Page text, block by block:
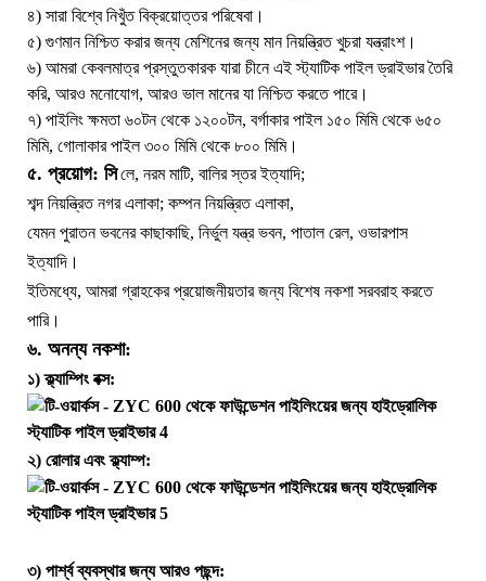
৪) সারা বিশ্বে নিখুঁত বিক্রয়োত্তর পরিষেবা।
৫) গুণমান নিশ্চিত করার জন্য মেশিনের জন্য মান নিয়ন্ত্রিত খুচরা যন্ত্রাংশ।
৬) আমরা কেবলমাত্র প্রস্তুতকারক যারা চীনে এই স্ট্যাটিক পাইল ড্রাইভার তৈরি
করি, আরও মনোযোগ, আরও ভাল মানের যা নিশ্চিত করতে পারে।
৭) পাইলিং ক্ষমতা ৬০টন থেকে ১২০০টন, বর্গাকার পাইল ১৫০ মিমি থেকে ৬৫০
মিমি, গোলাকার পাইল ৩০০ মিমি থেকে ৮০০ মিমি।
৫. প্রয়োগ: সিলে, নরম মাটি, বালির স্তর ইত্যাদি;
শব্দ নিয়ন্ত্রিত নগর এলাকা; কম্পন নিয়ন্ত্রিত এলাকা,
যেমন পুরাতন ভবনের কাছাকাছি, নির্ভুল যন্ত্র ভবন, পাতাল রেল, ওভারপাস
ইত্যাদি।
ইতিমধ্যে, আমরা গ্রাহকের প্রয়োজনীয়তার জন্য বিশেষ নকশা সরবরাহ করতে
পারি।
৬. অনন্য নকশা:
১) ক্ল্যাম্পিং বক্স:
২) রোলার এবং ক্ল্যাম্প:
৩) পার্শ্ব ব্যবস্থার জন্য আরও পছন্দ: